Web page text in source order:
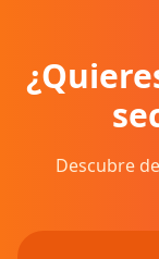
Descubre